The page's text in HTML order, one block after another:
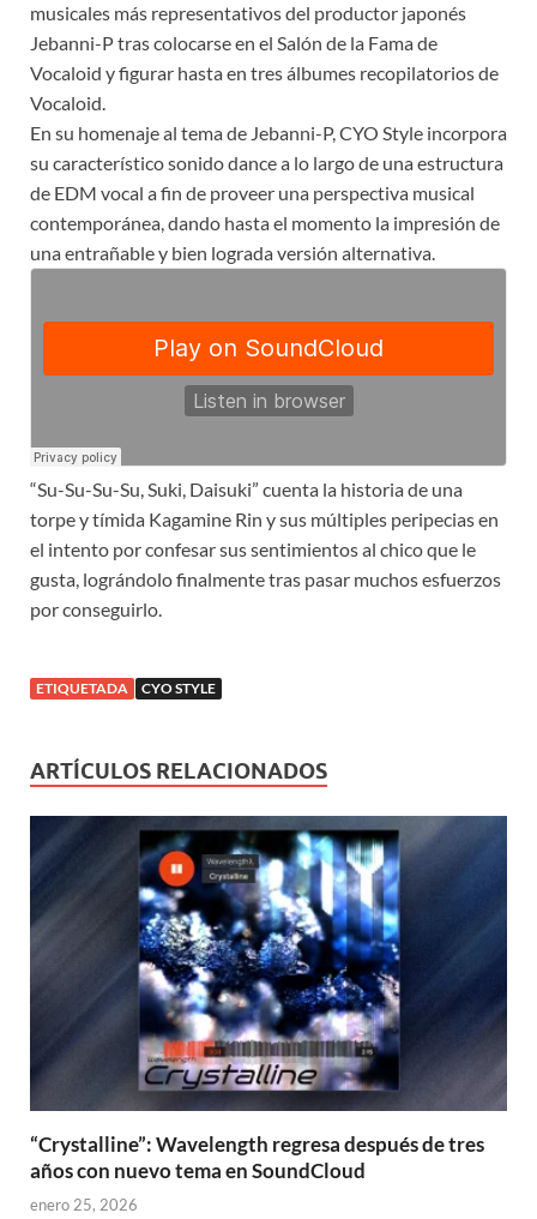
musicales más representativos del productor japonés
Jebanni-P tras colocarse en el Salón de la Fama de
Vocaloid y figurar hasta en tres álbumes recopilatorios de
Vocaloid.
En su homenaje al tema de Jebanni-P, CYO Style incorpora
su característico sonido dance a lo largo de una estructura
de EDM vocal a fin de proveer una perspectiva musical
contemporánea, dando hasta el momento la impresión de
una entrañable y bien lograda versión alternativa.
“Su-Su-Su-Su, Suki, Daisuki” cuenta la historia de una
torpe y tímida Kagamine Rin y sus múltiples peripecias en
el intento por confesar sus sentimientos al chico que le
gusta, lográndolo finalmente tras pasar muchos esfuerzos
por conseguirlo.
ETIQUETADA CYO STYLE
ARTÍCULOS RELACIONADOS
“Crystalline”: Wavelength regresa después de tres
años con nuevo tema en SoundCloud
enero 25, 2026